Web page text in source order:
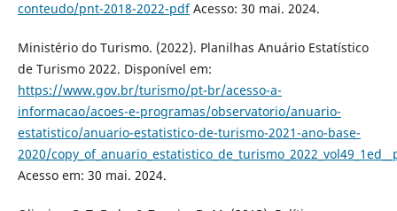
conteudo/pnt-2018-2022-pdfAcesso: 30 mai. 2024.
Ministério do Turismo. (2022). Planilhas Anuário Estatístico
de Turismo 2022. Disponível em:
https://www.gov.br/turismo/pt-br/acesso-a-
informacao/acoes-e-programas/observatorio/anuario-
estatistico/anuario-estatistico-de-turismo-2021-ano-base-
2020/
Acesso em: 30 mai. 2024.